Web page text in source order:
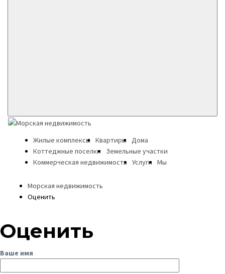
Жилые комплексы Квартиры
Дома
Коттеджные поселки
Земельные участки
Коммерческая недвижимость
Услуги Мы
Морская недвижимость
Оценить
Оценить
Ваше имя